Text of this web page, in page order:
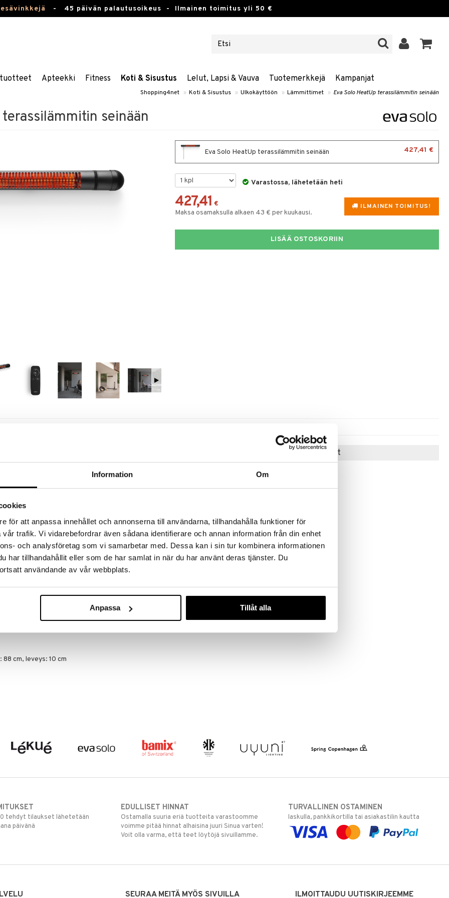
Information Om
för att anpassa innehållet och annonserna till användarna, tillhandahålla funktioner för
trafik. Vi vidarebefordrar även sådana identifierare och annan information från din enhet
och analysföretag som vi samarbetar med. Dessa kan i sin tur kombinera informationen
har tillhandahållit eller som de har samlat in när du har använt deras tjänster. Du
användande av vår webbplats.
Anpassa Tillåt alla
- 45 päivän palautusoikeus - Ilmainen toimitus yli 50 €
Apteekki Fitness Koti & Sisustus Lelut, Lapsi & Vauva Tuotemerkkejä Kampanjat
Shopping4net » Koti & Sisustus » Ulkokäyttöön » Lämmittimet » Eva Solo HeatUp terassilämmitin seinään
terassilämmitin seinään
Eva Solo HeatUp terassilämmitin seinään 427,41 €
Varastossa, lähetetään heti
ILMAINEN TOIMITUS!
427,41 €
Maksa osamaksulla alkaen 43 € per kuukausi.
LISÄÄ OSTOSKORIIN
tehdä löytöjä suuresta ALEstamme. Juuri
suuren valikoiman jännittäviä tuotteita
hinnoilla!
31.8.2026 asti mutta ole nopea -
ale-löydöt »
antaa optimaalisen ja suunnatun
825, 1650 ja 2500 W. Huomaamaton
ULG+-lämpöputket, jotka antavat
sukupolven lämmittimet. Terassilämmitin
kaasulämmittimeen, koska se on elektroninen eikä
ympäri. Pidennä kesää lisäämällä lämpöä
88 cm, leveys: 10 cm
Suositut tuotteet
427,41 €
tehdyt tilaukset lähetetään
päivänä
EDULLISET HINNAT
Ostamalla suuria eriä tuotteita varastoomme
voimme pitää hinnat alhaisina juuri Sinua varten!
Voit olla varma, että teet löytöjä sivuillamme.
TURVALLINEN OSTAMINEN
laskulla, pankkikortilla tai asiakastilin kautta
SEURAA MEITÄ MYÖS SIVUILLA ILMOITTAUDU UUTISKIRJEEMME